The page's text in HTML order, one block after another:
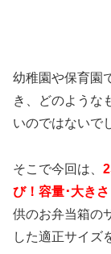
幼稚園や保育園
き、どのような
いのではないで
そこで今回は、
び！容量･大き
供のお弁当箱の
した適正サイズ